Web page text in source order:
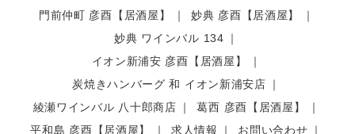
門前仲町 彦酉【居酒屋】
妙典 彦酉【居酒屋】
妙典 ワインバル 134
イオン新浦安 彦酉【居酒屋】
炭焼きハンバーグ 和 イオン新浦安店
綾瀬ワインバル 八十郎商店
葛西 彦酉【居酒屋】
平和島 彦酉【居酒屋】
求人情報 お問い合わせ